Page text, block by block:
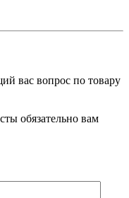
вас вопрос по товару
обязательно вам